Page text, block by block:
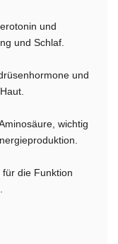
und
und Schlaf.
und
wichtig
die Funktion